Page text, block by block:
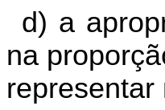
d) a
na
representar